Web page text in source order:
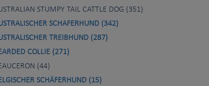
STUMPY TAIL CATTLE DOG (351)
SCHAFERHUND (342)
TREIBHUND (287)
COLLIE (271)
(44)
SCHÄFERHUND (15)